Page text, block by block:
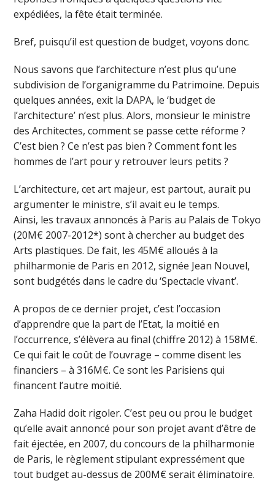
expédiées, la fête était terminée.
Bref, puisqu’il est question de budget, voyons donc.
Nous savons que l’architecture n’est plus qu’une
subdivision de l’organigramme du Patrimoine. Depuis
quelques années, exit la DAPA, le ‘budget de
l’architecture’ n’est plus. Alors, monsieur le ministre
des Architectes, comment se passe cette réforme ?
C’est bien ? Ce n’est pas bien ? Comment font les
hommes de l’art pour y retrouver leurs petits ?
L’architecture, cet art majeur, est partout, aurait pu
argumenter le ministre, s’il avait eu le temps.
Ainsi, les travaux annoncés à Paris au Palais de Tokyo
(20M€ 2007-2012*) sont à chercher au budget des
Arts plastiques. De fait, les 45M€ alloués à la
philharmonie de Paris en 2012, signée Jean Nouvel,
sont budgétés dans le cadre du ‘Spectacle vivant’.
A propos de ce dernier projet, c’est l’occasion
d’apprendre que la part de l’Etat, la moitié en
l’occurrence, s’élèvera au final (chiffre 2012) à 158M€.
Ce qui fait le coût de l’ouvrage – comme disent les
financiers – à 316M€. Ce sont les Parisiens qui
financent l’autre moitié.
Zaha Hadid doit rigoler. C’est peu ou prou le budget
qu’elle avait annoncé pour son projet avant d’être de
fait éjectée, en 2007, du concours de la philharmonie
de Paris, le règlement stipulant expressément que
tout budget au-dessus de 200M€ serait éliminatoire.